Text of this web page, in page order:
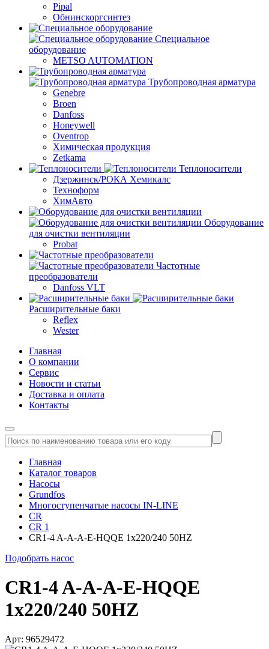
Pipal
Обнинскоргсинтез
Специальное
оборудование
METSO AUTOMATION
Трубопроводная арматура
Genebre
Broen
Danfoss
Honeywell
Oventrop
Химическая продукция
Zetkama
Теплоносители
Дзержинск/РОКА Хемикалс
Техноформ
ХимАвто
Оборудование
для очистки вентиляции
Probat
Частотные
преобразователи
Danfoss VLT
Расширительные баки
Reflex
Wester
Главная
О компании
Сервис
Новости и статьи
Доставка и оплата
Контакты
Главная
Каталог товаров
Насосы
Grundfos
Многоступенчатые насосы IN-LINE
CR
CR 1
CR1-4 A-A-A-E-HQQE 1x220/240 50HZ
Подобрать насос
CR1-4 A-A-A-E-HQQE
1x220/240 50HZ
Арт: 96529472